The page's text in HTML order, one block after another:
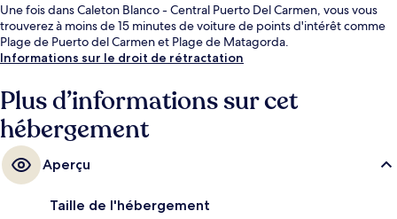
Une fois dans Caleton Blanco - Central Puerto Del Carmen, vous vous
trouverez à moins de 15 minutes de voiture de points d'intérêt comme
Plage de Puerto del Carmen et Plage de Matagorda.
Informations sur le droit de rétractation
Plus d’informations sur cet
hébergement
Aperçu
Taille de l'hébergement